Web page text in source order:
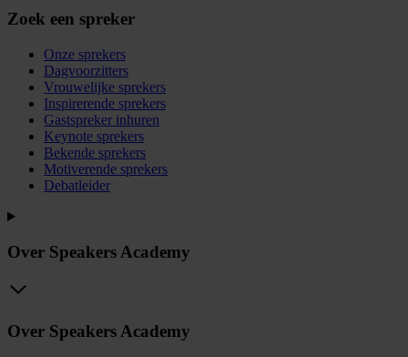
Zoek een spreker
Onze sprekers
Dagvoorzitters
Vrouwelijke sprekers
Inspirerende sprekers
Gastspreker inhuren
Keynote sprekers
Bekende sprekers
Motiverende sprekers
Debatleider
Over Speakers Academy
Over Speakers Academy